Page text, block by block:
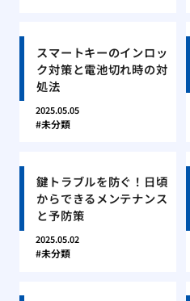
スマートキーのインロッ
ク対策と電池切れ時の対
処法
2025.05.05
未分類
鍵トラブルを防ぐ！日頃
からできるメンテナンス
と予防策
2025.05.02
未分類